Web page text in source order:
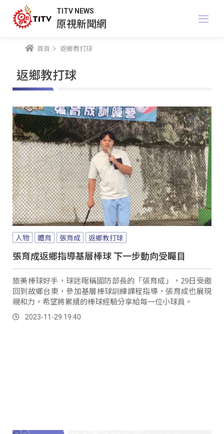
TITV NEWS
原視新聞網
首頁 返鄉教打球
返鄉教打球
人物 體育 張育成 返鄉教打球
張育成返鄉指導基層棒球 下一步動向受矚目
旅美棒球好手，球迷暱稱國防部長的「張育成」，29日受邀
回到故鄉台東，參加基層棒球訓練課程指導，張育成也展現
親和力，希望將累績的棒球經驗分享給每一位小球員。
2023-11-29 19:40